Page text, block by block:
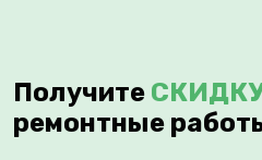
Получите СКИДКУ
ремонтные